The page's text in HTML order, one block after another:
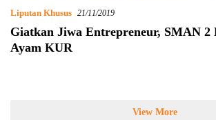
Liputan Khusus 21/11/2019
Giatkan Jiwa Entrepreneur, SMAN 2
Ayam KUR
View More